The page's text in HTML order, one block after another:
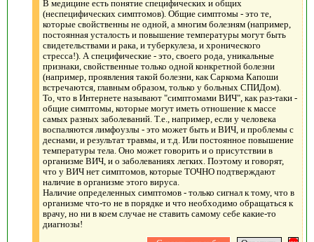
В медицине есть понятие специфических и общих
(неспецифических симптомов). Общие симптомы - это те,
которые свойственны не одной, а многим болезням (например,
постоянная усталость и повышение температуры могут быть
свидетельствами и рака, и туберкулеза, и хронического
стресса!). А специфические - это, своего рода, уникальные
признаки, свойственные только одной конкретной болезни
(например, проявления такой болезни, как Саркома Капоши
встречаются, главным образом, только у больных СПИДом).
То, что в Интернете называют "симптомами ВИЧ", как раз-таки -
общие симптомы, которые могут иметь отношение к массе
самых разных заболеваний. Т.е., например, если у человека
воспаляются лимфоузлы - это может быть и ВИЧ, и проблемы с
деснами, и результат травмы, и т.д. Или постоянное повышение
температуры тела. Оно может говорить и о присутствии в
организме ВИЧ, и о заболеваниях легких. Поэтому и говорят,
что у ВИЧ нет симптомов, которые ТОЧНО подтверждают
наличие в организме этого вируса.
Наличие определенных симптомов - только сигнал к тому, что в
организме что-то не в порядке и что необходимо обращаться к
врачу, но ни в коем случае не ставить самому себе какие-то
диагнозы!